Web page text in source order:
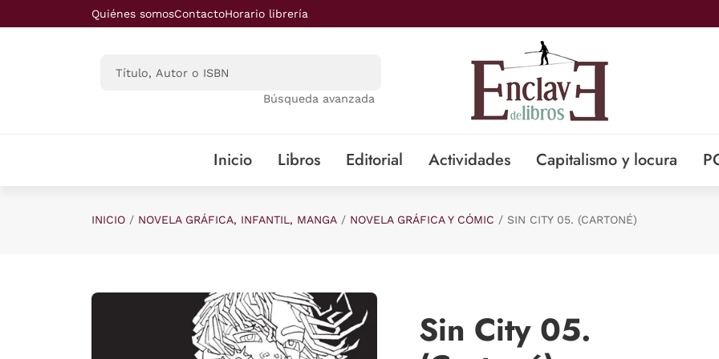
Saltar al contenido principal
Quiénes somosContactoHorario librería
Búsqueda avanzada
Inicio Libros Editorial Actividades Capitalismo y locura
INICIO NOVELA GRÁFICA, INFANTIL, MANGA NOVELA GRÁFICA Y CÓMIC SIN CITY 05. (CARTONÉ)
Sin City 05.